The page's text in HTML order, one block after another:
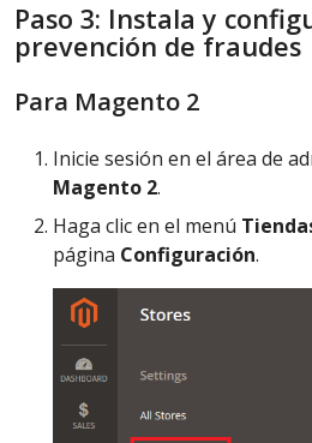
Paso 3: Instala y
prevención de fraudes
Para Magento 2
Inicie sesión en el área de
Magento 2.
Haga clic en el menú
página Configuración.